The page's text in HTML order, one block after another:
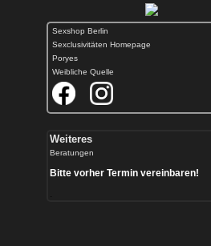
Sexshop Berlin
Sexclusivitäten Homepage
Poryes
Weibliche Quelle
Weiteres
Beratungen
Bitte vorher Termin vereinbaren!